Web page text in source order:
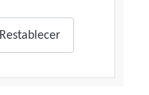
Restablecer